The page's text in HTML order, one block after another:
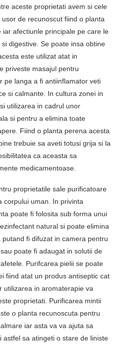
aceste proprietati avem si cele
de recunoscut fiind o planta
afectiunle principale pe care le
digestive. Se poate insa obtine
este utilizat atat in
priveste masajul pentru
pe langa a fi antiinflamator veti
si calmante. In cultura zonei in
utilizarea in cadrul unor
si pentru a elimina toate
Fiind o planta perena acesta
trebuie sa aveti totusi grija si la
ca aceasta sa
medicamentoase.
proprietatile sale purificatoare
corpului uman. In privinta
poate fi folosita sub forma unui
natural si poate elimina
fi difuzat in camera pentru
poate fi adaugat in solutii de
Purifcarea pielii se poate
fiind atat un produs antiseptic cat
utilizarea in aromaterapie va
proprietati. Purificarea mintii
o planta recunoscuta pentru
iar asta va va ajuta sa
astfel sa atingeti o stare de liniste